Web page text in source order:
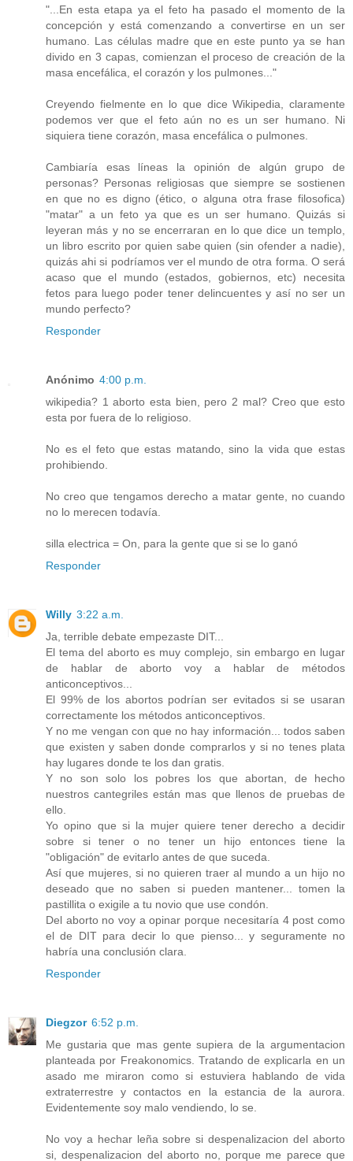
"...En esta etapa ya el feto ha pasado el momento de la
concepción y está comenzando a convertirse en un ser
humano. Las células madre que en este punto ya se han
divido en 3 capas, comienzan el proceso de creación de la
masa encefálica, el corazón y los pulmones..."
Creyendo fielmente en lo que dice Wikipedia, claramente
podemos ver que el feto aún no es un ser humano. Ni
siquiera tiene corazón, masa encefálica o pulmones.
Cambiaría esas líneas la opinión de algún grupo de
personas? Personas religiosas que siempre se sostienen
en que no es digno (ético, o alguna otra frase filosofica)
"matar" a un feto ya que es un ser humano. Quizás si
leyeran más y no se encerraran en lo que dice un templo,
un libro escrito por quien sabe quien (sin ofender a nadie),
quizás ahi si podríamos ver el mundo de otra forma. O será
acaso que el mundo (estados, gobiernos, etc) necesita
fetos para luego poder tener delincuentes y así no ser un
mundo perfecto?
Responder
Anónimo 4:00 p.m.
wikipedia? 1 aborto esta bien, pero 2 mal? Creo que esto
esta por fuera de lo religioso.
No es el feto que estas matando, sino la vida que estas
prohibiendo.
No creo que tengamos derecho a matar gente, no cuando
no lo merecen todavía.
silla electrica = On, para la gente que si se lo ganó
Responder
Willy 3:22 a.m.
Ja, terrible debate empezaste DIT...
El tema del aborto es muy complejo, sin embargo en lugar
de hablar de aborto voy a hablar de métodos
anticonceptivos...
El 99% de los abortos podrían ser evitados si se usaran
correctamente los métodos anticonceptivos.
Y no me vengan con que no hay información... todos saben
que existen y saben donde comprarlos y si no tenes plata
hay lugares donde te los dan gratis.
Y no son solo los pobres los que abortan, de hecho
nuestros cantegriles están mas que llenos de pruebas de
ello.
Yo opino que si la mujer quiere tener derecho a decidir
sobre si tener o no tener un hijo entonces tiene la
"obligación" de evitarlo antes de que suceda.
Así que mujeres, si no quieren traer al mundo a un hijo no
deseado que no saben si pueden mantener... tomen la
pastillita o exigile a tu novio que use condón.
Del aborto no voy a opinar porque necesitaría 4 post como
el de DIT para decir lo que pienso... y seguramente no
habría una conclusión clara.
Responder
Diegzor 6:52 p.m.
Me gustaria que mas gente supiera de la argumentacion
planteada por Freakonomics. Tratando de explicarla en un
asado me miraron como si estuviera hablando de vida
extraterrestre y contactos en la estancia de la aurora.
Evidentemente soy malo vendiendo, lo se.
No voy a hechar leña sobre si despenalizacion del aborto
si, despenalizacion del aborto no, porque me parece que